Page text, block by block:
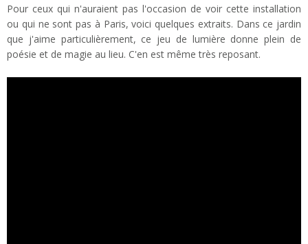
Pour ceux qui n'auraient pas l'occasion de voir cette installation
ou qui ne sont pas à Paris, voici quelques extraits. Dans ce jardin
que j'aime particulièrement, ce jeu de lumière donne plein de
poésie et de magie au lieu. C'en est même très reposant.